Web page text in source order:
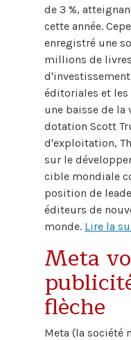
de 3 %,
cette année.
enregistré une
millions de
éditoriales et
une baisse de la
dotation Scott
d'exploitation,
sur le
cible mondiale
position de
éditeurs de
monde. Lire la
Meta
flèche
Meta (la société